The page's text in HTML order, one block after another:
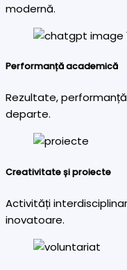
modernă.
Performanță academică
Rezultate,
departe.
Creativitate și proiecte
Activități
inovatoare.